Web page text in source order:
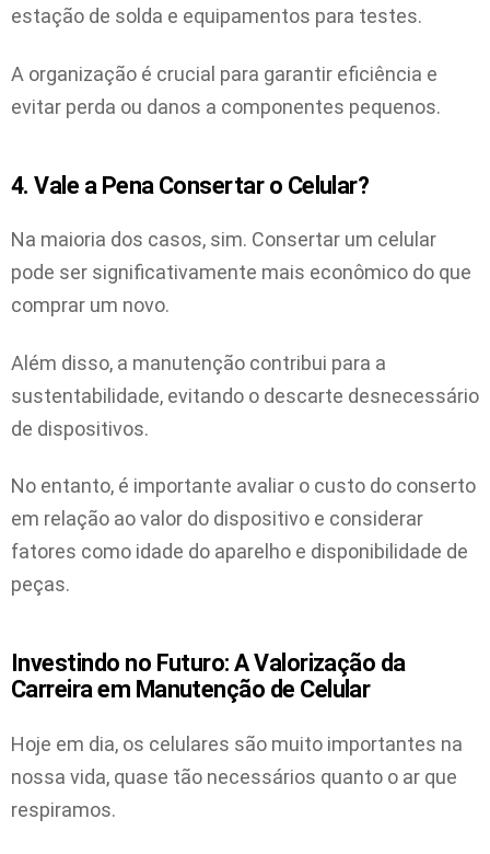
estação de solda e equipamentos para testes.
A organização é crucial para garantir eficiência e
evitar perda ou danos a componentes pequenos.
4. Vale a Pena Consertar o Celular?
Na maioria dos casos, sim. Consertar um celular
pode ser significativamente mais econômico do que
comprar um novo.
Além disso, a manutenção contribui para a
sustentabilidade, evitando o descarte desnecessário
de dispositivos.
No entanto, é importante avaliar o custo do conserto
em relação ao valor do dispositivo e considerar
fatores como idade do aparelho e disponibilidade de
peças.
Investindo no Futuro: A Valorização da
Carreira em Manutenção de Celular
Hoje em dia, os celulares são muito importantes na
nossa vida, quase tão necessários quanto o ar que
respiramos.